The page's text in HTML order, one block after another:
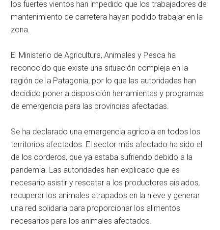
los fuertes vientos han impedido que los trabajadores de
mantenimiento de carretera hayan podido trabajar en la
zona.
El Ministerio de Agricultura, Animales y Pesca ha
reconocido que existe una situación compleja en la
región de la Patagonia, por lo que las autoridades han
decidido poner a disposición herramientas y programas
de emergencia para las provincias afectadas.
Se ha declarado una emergencia agrícola en todos los
territorios afectados. El sector más afectado ha sido el
de los corderos, que ya estaba sufriendo debido a la
pandemia. Las autoridades han explicado que es
necesario asistir y rescatar a los productores aislados,
recuperar los animales atrapados en la nieve y generar
una red solidaria para proporcionar los alimentos
necesarios para los animales afectados.